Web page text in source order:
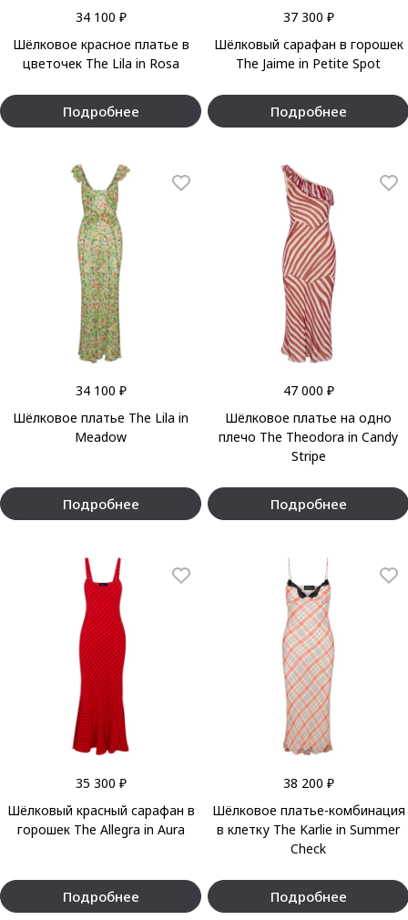
34 100 ₽
Шёлковое красное платье в
цветочек The Lila in Rosa
Подробнее
37 300 ₽
Шёлковый сарафан в горошек
The Jaime in Petite Spot
Подробнее
34 100 ₽
Шёлковое платье The Lila in
Meadow
Подробнее
47 000 ₽
Шёлковое платье на одно
плечо The Theodora in Candy
Stripe
Подробнее
35 300 ₽
Шёлковый красный сарафан в
горошек The Allegra in Aura
Подробнее
38 200 ₽
Шёлковое платье-комбинация
в клетку The Karlie in Summer
Check
Подробнее